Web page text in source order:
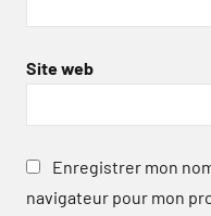
Site web
Enregistrer mon
navigateur pour mon